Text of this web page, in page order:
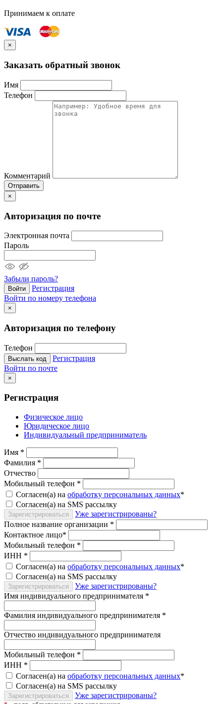
Принимаем к оплате
×
Заказать обратный звонок
Имя
Телефон
Комментарий
Отправить
×
Авторизация по почте
Электронная почта
Пароль
Забыли пароль?
Войти
Регистрация
Войти по номеру телефона
×
Авторизация по телефону
Телефон
Выслать код
Регистрация
Войти по почте
×
Регистрация
Физическое лицо
Юридическое лицо
Индивидуальный предприниматель
Имя *
Фамилия *
Отчество
Мобильный телефон *
Согласен(а) на обработку персональных данных*
Согласен(а) на SMS рассылку
Зарегистрироваться
Уже зарегистрированы?
Полное название организации *
Контактное лицо*
Мобильный телефон *
ИНН *
Согласен(а) на обработку персональных данных*
Согласен(а) на SMS рассылку
Зарегистрироваться
Уже зарегистрированы?
Имя индивидуального предпринимателя *
Фамилия индивидуального предпринимателя *
Отчество индивидуального предпринимателя
Мобильный телефон *
ИНН *
Согласен(а) на обработку персональных данных*
Согласен(а) на SMS рассылку
Зарегистрироваться Уже зарегистрированы?